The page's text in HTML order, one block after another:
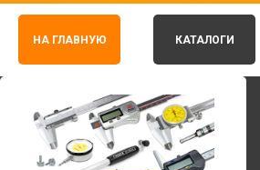
НА ГЛАВНУЮ КАТАЛОГИ